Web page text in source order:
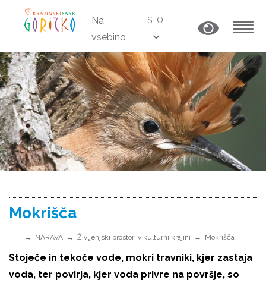
Na
vsebino
SLO
Mokrišča
NARAVA Življenjski prostori v kulturni krajini Mokrišča
Stoječe in tekoče vode, mokri travniki, kjer zastaja
voda, ter povirja, kjer voda privre na površje, so